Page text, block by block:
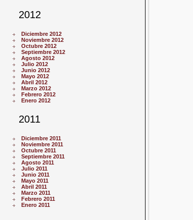
2012
Diciembre 2012
Noviembre 2012
Octubre 2012
Septiembre 2012
Agosto 2012
Julio 2012
Junio 2012
Mayo 2012
Abril 2012
Marzo 2012
Febrero 2012
Enero 2012
2011
Diciembre 2011
Noviembre 2011
Octubre 2011
Septiembre 2011
Agosto 2011
Julio 2011
Junio 2011
Mayo 2011
Abril 2011
Marzo 2011
Febrero 2011
Enero 2011